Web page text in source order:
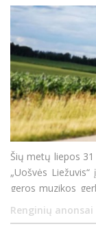
Šių metų liepos
„Uošvės
geros muzikos
žada trankų,
Renginių anonsai